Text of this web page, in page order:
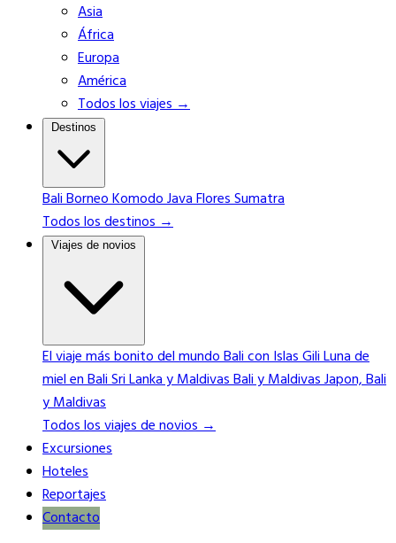
Asia
África
Europa
América
Todos los viajes →
Destinos
BaliBorneoKomodoJavaFloresSumatra
Todos los destinos →
Viajes de novios
El viaje más bonito del mundoBali con Islas GiliLuna de
miel en BaliSri Lanka y MaldivasBali y MaldivasJapon, Bali
y Maldivas
Todos los viajes de novios →
Excursiones
Hoteles
Reportajes
Contacto